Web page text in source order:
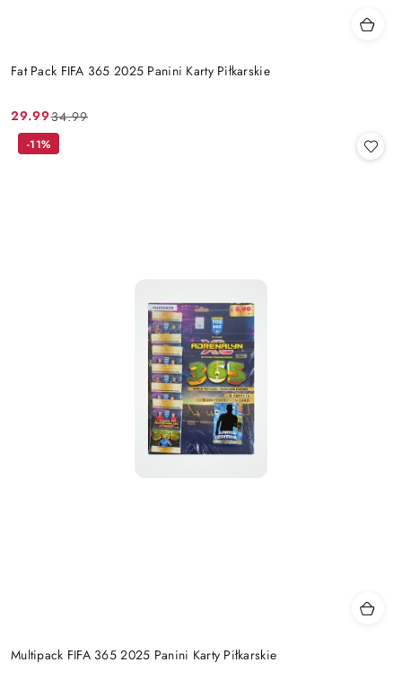
Fat Pack FIFA 365 2025 Panini Karty Piłkarskie
Cena
promocyjna:
29.99
Cena
przed
34.99
Multipack FIFA 365 2025 Panini Karty Piłkarskie
-11%